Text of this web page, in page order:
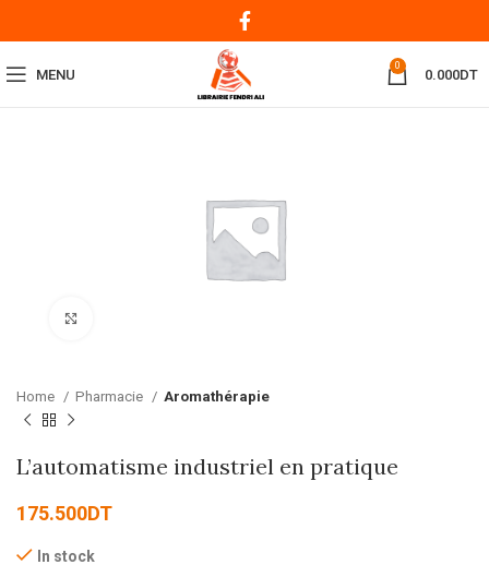
MENU
0
0.000DT
Home Pharmacie Aromathérapie
L’automatisme industriel en pratique
175.500DT
In stock